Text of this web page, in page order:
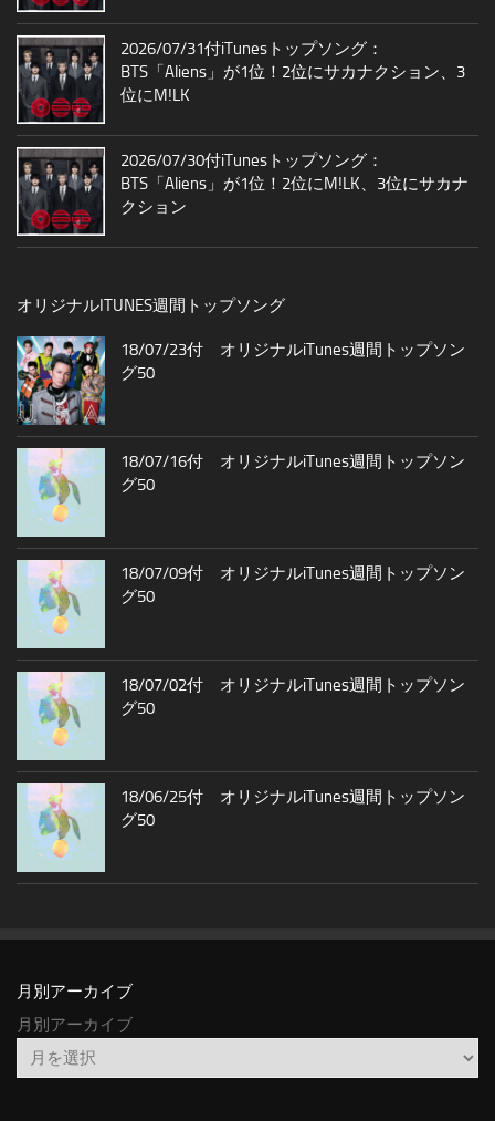
2026/07/31付iTunesトップソング：
BTS「Aliens」が1位！2位にサカナクション、3
位にM!LK
2026/07/30付iTunesトップソング：
BTS「Aliens」が1位！2位にM!LK、3位にサカナ
クション
オリジナルITUNES週間トップソング
18/07/23付 オリジナルiTunes週間トップソン
グ50
18/07/16付 オリジナルiTunes週間トップソン
グ50
18/07/09付 オリジナルiTunes週間トップソン
グ50
18/07/02付 オリジナルiTunes週間トップソン
グ50
18/06/25付 オリジナルiTunes週間トップソン
グ50
月別アーカイブ
月別アーカイブ